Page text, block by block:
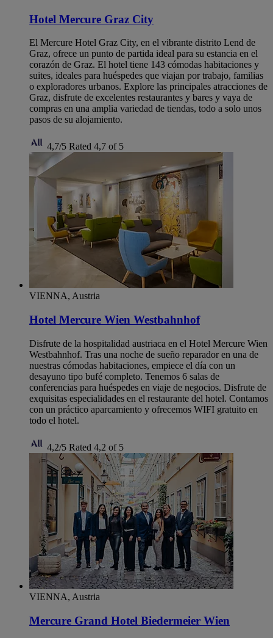
Hotel Mercure Graz City
El Mercure Hotel Graz City, en el vibrante distrito Lend de
Graz, ofrece un punto de partida ideal para su estancia en el
corazón de Graz. El hotel tiene 143 cómodas habitaciones y
suites, ideales para huéspedes que viajan por trabajo, familias
o exploradores urbanos. Explore las principales atracciones de
Graz, disfrute de excelentes restaurantes y bares y vaya de
compras en una amplia variedad de tiendas, todo a solo unos
pasos de su alojamiento.
4,7/5 Rated 4,7 of 5
VIENNA, Austria
Hotel Mercure Wien Westbahnhof
Disfrute de la hospitalidad austriaca en el Hotel Mercure Wien
Westbahnhof. Tras una noche de sueño reparador en una de
nuestras cómodas habitaciones, empiece el día con un
desayuno tipo bufé completo. Tenemos 6 salas de
conferencias para huéspedes en viaje de negocios. Disfrute de
exquisitas especialidades en el restaurante del hotel. Contamos
con un práctico aparcamiento y ofrecemos WIFI gratuito en
todo el hotel.
4,2/5 Rated 4,2 of 5
VIENNA, Austria
Mercure Grand Hotel Biedermeier Wien